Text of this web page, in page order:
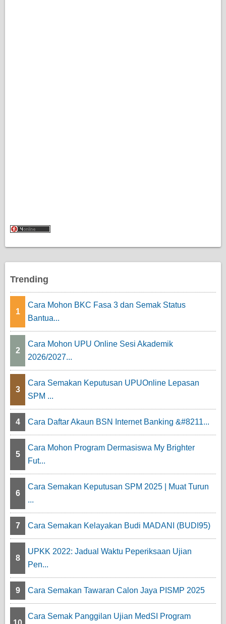
Trending
1
Cara Mohon BKC Fasa 3 dan Semak Status
Bantua...
2
Cara Mohon UPU Online Sesi Akademik
2026/2027...
3
Cara Semakan Keputusan UPUOnline Lepasan
SPM ...
4 Cara Daftar Akaun BSN Internet Banking &#8211...
5
Cara Mohon Program Dermasiswa My Brighter
Fut...
6
Cara Semakan Keputusan SPM 2025 | Muat Turun
...
7 Cara Semakan Kelayakan Budi MADANI (BUDI95)
8
UPKK 2022: Jadual Waktu Peperiksaan Ujian
Pen...
9 Cara Semakan Tawaran Calon Jaya PISMP 2025
Cara Semak Panggilan Ujian MedSI Program